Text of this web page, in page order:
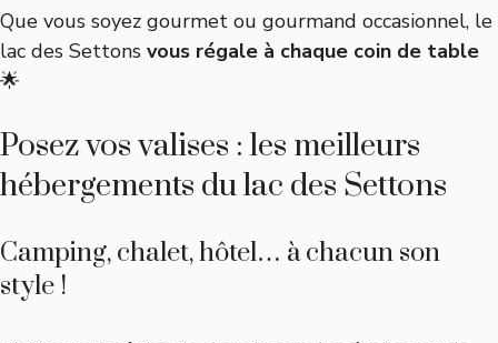
Que vous soyez gourmet ou gourmand occasionnel, le
lac des Settons vous régale à chaque coin de table
🌟
Posez vos valises : les meilleurs
hébergements du lac des Settons
Camping, chalet, hôtel… à chacun son
style !